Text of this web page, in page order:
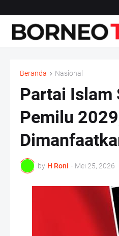
Beranda Nasional
Partai Islam
Pemilu
by H Roni - Mei 25, 2026